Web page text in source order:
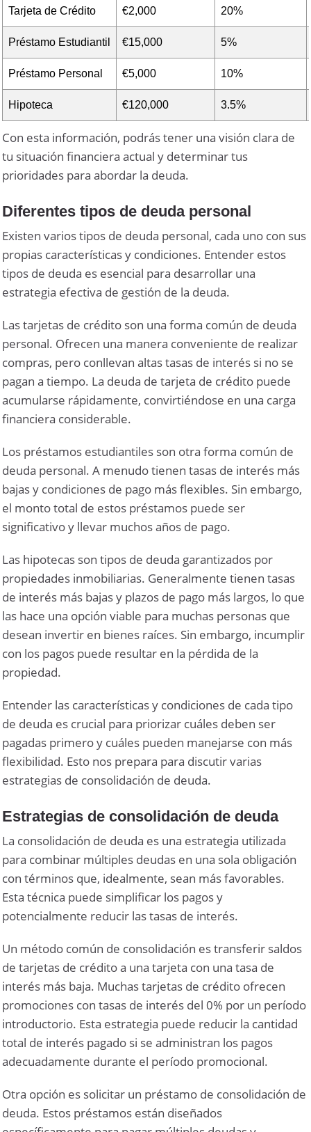
Tarjeta de Crédito €2,000 20%
Préstamo Estudiantil €15,000 5%
Préstamo Personal €5,000 10%
Hipoteca €120,000 3.5%
Con esta información, podrás tener una visión clara de
tu situación financiera actual y determinar tus
prioridades para abordar la deuda.
Diferentes tipos de deuda personal
Existen varios tipos de deuda personal, cada uno con sus
propias características y condiciones. Entender estos
tipos de deuda es esencial para desarrollar una
estrategia efectiva de gestión de la deuda.
Las tarjetas de crédito son una forma común de deuda
personal. Ofrecen una manera conveniente de realizar
compras, pero conllevan altas tasas de interés si no se
pagan a tiempo. La deuda de tarjeta de crédito puede
acumularse rápidamente, convirtiéndose en una carga
financiera considerable.
Los préstamos estudiantiles son otra forma común de
deuda personal. A menudo tienen tasas de interés más
bajas y condiciones de pago más flexibles. Sin embargo,
el monto total de estos préstamos puede ser
significativo y llevar muchos años de pago.
Las hipotecas son tipos de deuda garantizados por
propiedades inmobiliarias. Generalmente tienen tasas
de interés más bajas y plazos de pago más largos, lo que
las hace una opción viable para muchas personas que
desean invertir en bienes raíces. Sin embargo, incumplir
con los pagos puede resultar en la pérdida de la
propiedad.
Entender las características y condiciones de cada tipo
de deuda es crucial para priorizar cuáles deben ser
pagadas primero y cuáles pueden manejarse con más
flexibilidad. Esto nos prepara para discutir varias
estrategias de consolidación de deuda.
Estrategias de consolidación de deuda
La consolidación de deuda es una estrategia utilizada
para combinar múltiples deudas en una sola obligación
con términos que, idealmente, sean más favorables.
Esta técnica puede simplificar los pagos y
potencialmente reducir las tasas de interés.
Un método común de consolidación es transferir saldos
de tarjetas de crédito a una tarjeta con una tasa de
interés más baja. Muchas tarjetas de crédito ofrecen
promociones con tasas de interés del 0% por un período
introductorio. Esta estrategia puede reducir la cantidad
total de interés pagado si se administran los pagos
adecuadamente durante el período promocional.
Otra opción es solicitar un préstamo de consolidación de
deuda. Estos préstamos están diseñados